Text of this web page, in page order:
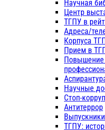
Научная
Центр
ТГПУ в
Адреса/
Корпуса
Прием в
Повышение
Научные
Стоп-
Антитеррор
ТГПУ: